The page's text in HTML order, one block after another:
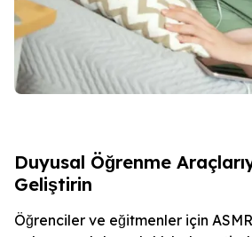
Duyusal Öğrenme
Geliştirin
Öğrenciler ve eğitmenler için